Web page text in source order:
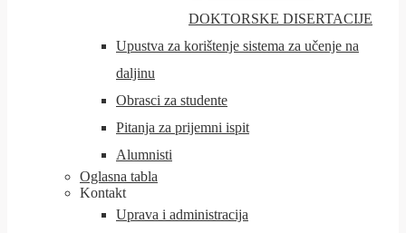
DOKTORSKE DISERTACIJE
Upustva za korištenje sistema za učenje na
daljinu
Obrasci za studente
Pitanja za prijemni ispit
Alumnisti
Oglasna tabla
Kontakt
Uprava i administracija